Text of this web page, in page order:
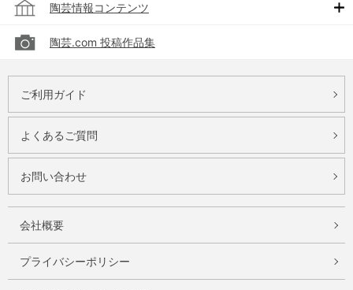
陶芸情報コンテンツ
陶芸.com 投稿作品集
ご利用ガイド
よくあるご質問
お問い合わせ
会社概要
プライバシーポリシー